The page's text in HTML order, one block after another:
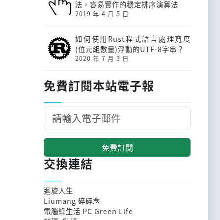
法，容易實作的穩定排序演算法
2019 年 4 月 5 日
如何使用Rust程式語言處理寬度
(位元組數量)浮動的UTF-8字串？
2020 年 7 月 3 日
免費訂閱本站電子報
免費訂閱
交換連結
迴旋人生
Liumang 碎碎念
電腦綠生活 PC Green Life